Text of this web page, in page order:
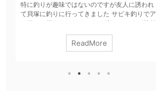
特に釣りが趣味ではないのですが友人に誘われ
て貝塚に釣りに行ってきました サビキ釣りでア
ジ狙いで行きました なかなか楽しいですが片付
そうですね～～ アジではなくカワハギたくさん
釣れました 肝醤油でぱくり
ReadMore